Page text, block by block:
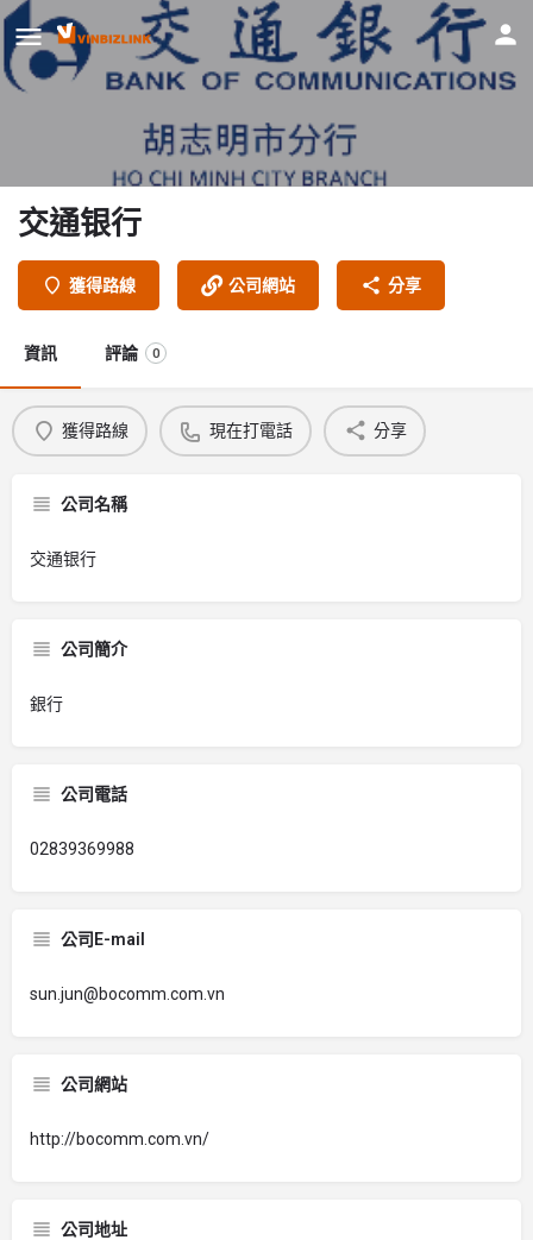
交通银行
獲得路線 公司網站 分享
資訊 評論 0
獲得路線 現在打電話 分享
公司名稱
交通银行
公司簡介
銀行
公司電話
02839369988
公司E-mail
sun.jun@bocomm.com.vn
公司網站
http://bocomm.com.vn/
公司地址